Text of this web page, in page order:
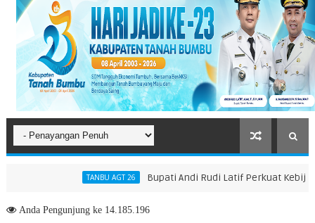
TANBU AGT 26 Bupati Andi Rudi Latif Perkuat Kebijakan
Menuju Masa Depan yang Lebih Hijau dan Gemilang
AndaPengunjung ke 14.185.196